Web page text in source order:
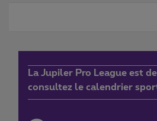
La Jupiler Pro League est
consultez le calendrier